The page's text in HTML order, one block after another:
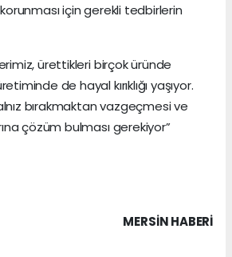
için gerekli tedbirlerin
ürettikleri birçok üründe
de hayal kırıklığı yaşıyor.
bırakmaktan vazgeçmesi ve
çözüm bulması gerekiyor”
MERSIN HABERİ